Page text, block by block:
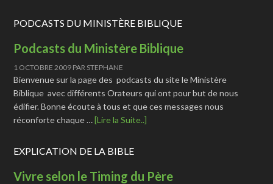
PODCASTS DU MINISTÈRE BIBLIQUE
Podcasts du Ministère Biblique
1 OCTOBRE 2009 PAR STEPHANE
Bienvenue sur la page des podcasts du site le Ministère
Biblique avec différents Orateurs qui ont pour but de nous
édifier. Bonne écoute à tous et que ces messages nous
réconforte chaque …[Lire la Suite..]
EXPLICATION DE LA BIBLE
Vivre selon le Timing du Père